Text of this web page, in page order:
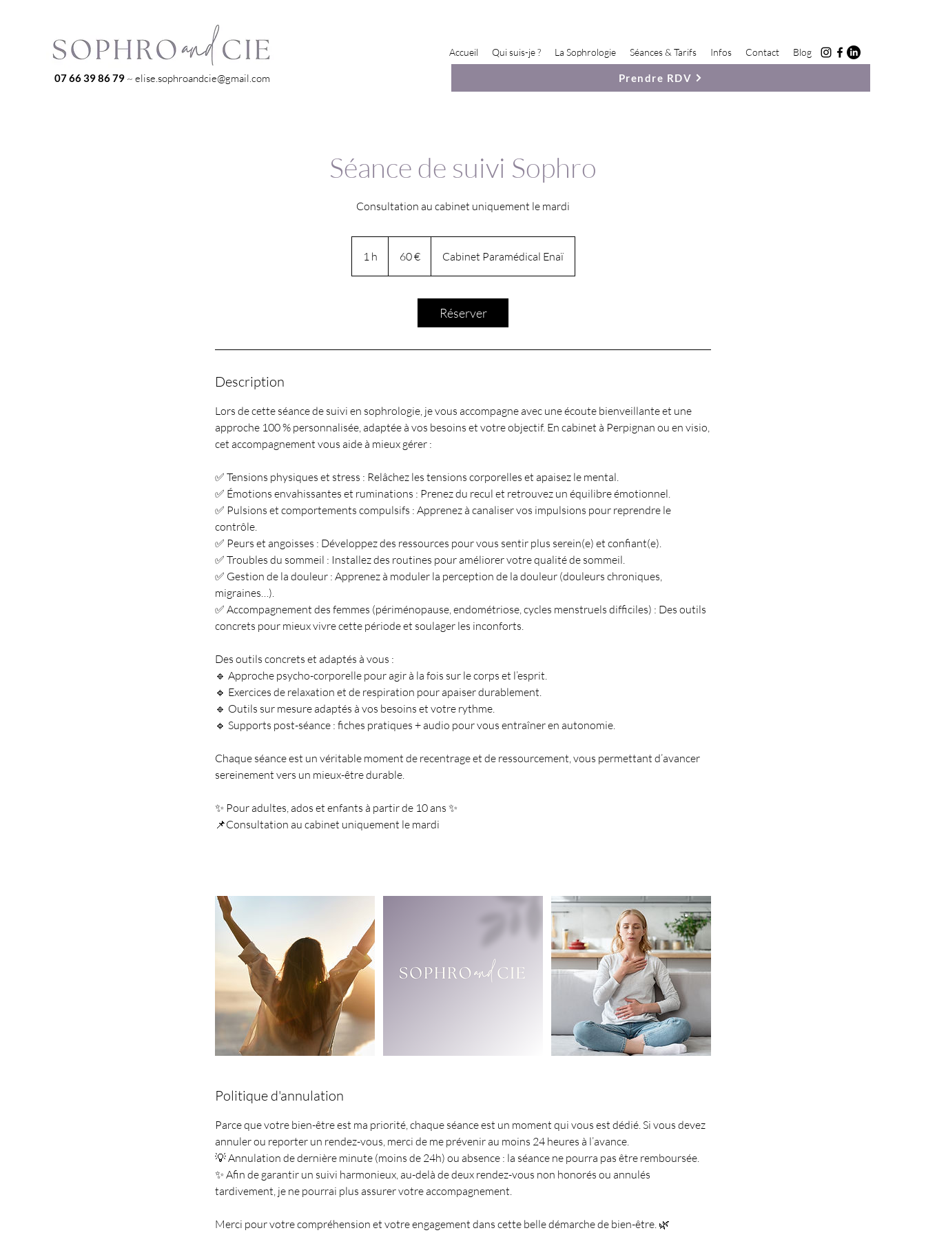
07 66 39 86 79 ~ elise.sophroandcie@gmail.com
Accueil Qui suis-je ? La Sophrologie Séances & Tarifs Infos Contact Blog
Prendre RDV
Séance de suivi Sophro
Consultation au cabinet uniquement le mardi
1 h 60 € Cabinet Paramédical Enaï
Réserver
Description
Lors de cette séance de suivi en sophrologie, je vous accompagne avec une écoute bienveillante et une
approche 100 % personnalisée, adaptée à vos besoins et votre objectif. En cabinet à Perpignan ou en visio,
cet accompagnement vous aide à mieux gérer :
✅ Tensions physiques et stress : Relâchez les tensions corporelles et apaisez le mental.
✅ Émotions envahissantes et ruminations : Prenez du recul et retrouvez un équilibre émotionnel.
✅ Pulsions et comportements compulsifs : Apprenez à canaliser vos impulsions pour reprendre le
contrôle.
✅ Peurs et angoisses : Développez des ressources pour vous sentir plus serein(e) et confiant(e).
✅ Troubles du sommeil : Installez des routines pour améliorer votre qualité de sommeil.
✅ Gestion de la douleur : Apprenez à moduler la perception de la douleur (douleurs chroniques,
migraines…).
✅ Accompagnement des femmes (périménopause, endométriose, cycles menstruels difficiles) : Des outils
concrets pour mieux vivre cette période et soulager les inconforts.
Des outils concrets et adaptés à vous :
🔹 Approche psycho-corporelle pour agir à la fois sur le corps et l’esprit.
🔹 Exercices de relaxation et de respiration pour apaiser durablement.
🔹 Outils sur mesure adaptés à vos besoins et votre rythme.
🔹 Supports post-séance : fiches pratiques + audio pour vous entraîner en autonomie.
Chaque séance est un véritable moment de recentrage et de ressourcement, vous permettant d’avancer
sereinement vers un mieux-être durable.
✨ Pour adultes, ados et enfants à partir de 10 ans ✨
📌Consultation au cabinet uniquement le mardi
Politique d'annulation
Parce que votre bien-être est ma priorité, chaque séance est un moment qui vous est dédié. Si vous devez
annuler ou reporter un rendez-vous, merci de me prévenir au moins 24 heures à l’avance.
💡 Annulation de dernière minute (moins de 24h) ou absence : la séance ne pourra pas être remboursée.
✨ Afin de garantir un suivi harmonieux, au-delà de deux rendez-vous non honorés ou annulés
tardivement, je ne pourrai plus assurer votre accompagnement.
Merci pour votre compréhension et votre engagement dans cette belle démarche de bien-être. 🌿